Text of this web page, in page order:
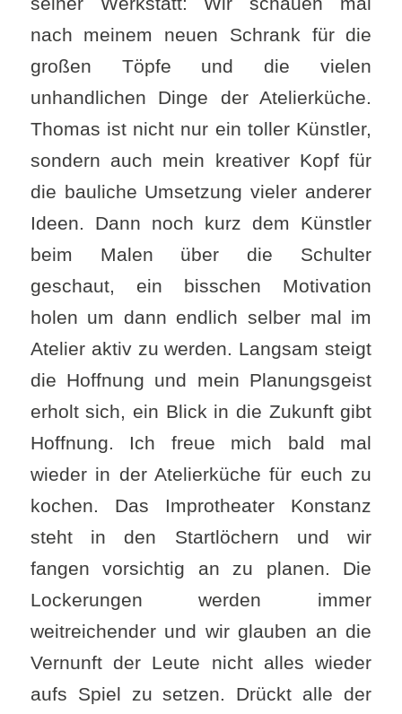
nach meinem neuen Schrank für die
großen Töpfe und die vielen
unhandlichen Dinge der Atelierküche.
Thomas ist nicht nur ein toller Künstler,
sondern auch mein kreativer Kopf für
die bauliche Umsetzung vieler anderer
Ideen. Dann noch kurz dem Künstler
beim Malen über die Schulter
geschaut, ein bisschen Motivation
holen um dann endlich selber mal im
Atelier aktiv zu werden. Langsam steigt
die Hoffnung und mein Planungsgeist
erholt sich, ein Blick in die Zukunft gibt
Hoffnung. Ich freue mich bald mal
wieder in der Atelierküche für euch zu
kochen. Das Improtheater Konstanz
steht in den Startlöchern und wir
fangen vorsichtig an zu planen. Die
Lockerungen werden immer
weitreichender und wir glauben an die
Vernunft der Leute nicht alles wieder
aufs Spiel zu setzen. Drückt alle der